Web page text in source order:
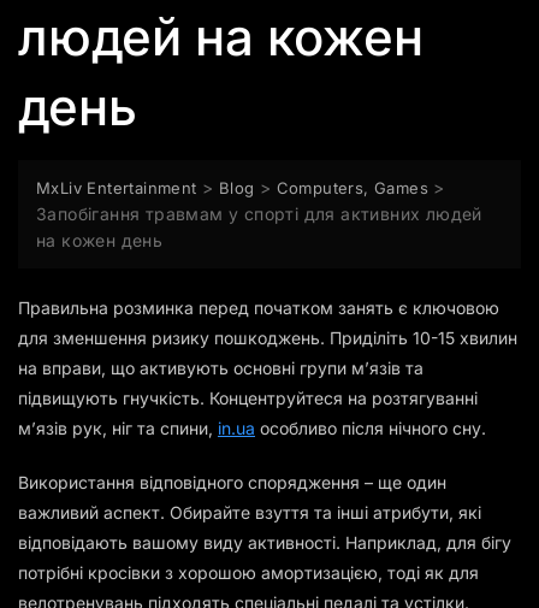
людей на кожен
день
MxLiv Entertainment > Blog > Computers, Games >
Запобігання травмам у спорті для активних людей
на кожен день
Правильна розминка перед початком занять є ключовою
для зменшення ризику пошкоджень. Приділіть 10-15 хвилин
на вправи, що активують основні групи м’язів та
підвищують гнучкість. Концентруйтеся на розтягуванні
м’язів рук, ніг та спини, in.ua особливо після нічного сну.
Використання відповідного спорядження – ще один
важливий аспект. Обирайте взуття та інші атрибути, які
відповідають вашому виду активності. Наприклад, для бігу
потрібні кросівки з хорошою амортизацією, тоді як для
велотренувань підходять спеціальні педалі та устілки.